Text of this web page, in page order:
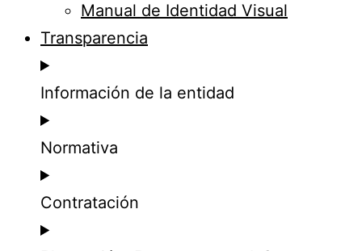
Manual de Identidad Visual
Transparencia
Información de la entidad
Normativa
Contratación